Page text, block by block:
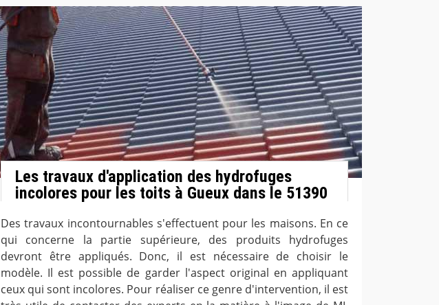
Les travaux d'application des hydrofuges
incolores pour les toits à Gueux dans le 51390
Des travaux incontournables s'effectuent pour les maisons. En ce
qui concerne la partie supérieure, des produits hydrofuges
devront être appliqués. Donc, il est nécessaire de choisir le
modèle. Il est possible de garder l'aspect original en appliquant
ceux qui sont incolores. Pour réaliser ce genre d'intervention, il est